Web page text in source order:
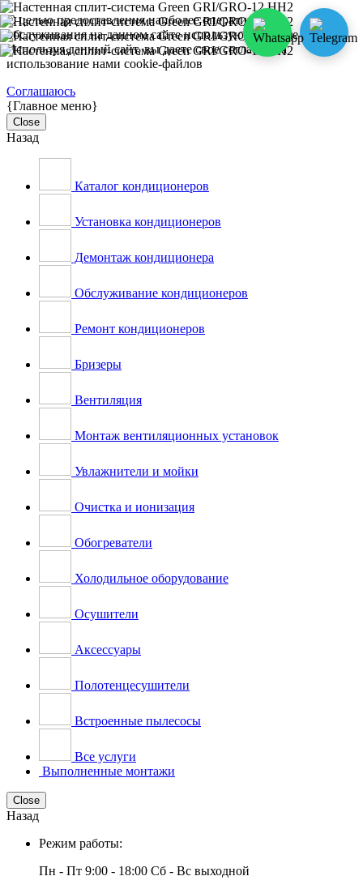
С целью предоставления наиболее оперативного
обслуживания на данном сайте используются cookie-файлы.
Используя данный сайт, вы даете свое согласие на
использование нами cookie-файлов
Соглашаюсь
{Главное меню}
Close
Назад
Каталог кондиционеров
Установка кондиционеров
Демонтаж кондиционера
Обслуживание кондиционеров
Ремонт кондиционеров
Бризеры
Вентиляция
Монтаж вентиляционных установок
Увлажнители и мойки
Очистка и ионизация
Обогреватели
Холодильное оборудование
Осушители
Аксессуары
Полотенцесушители
Встроенные пылесосы
Все услуги
Выполненные монтажи
Close
Назад
Режим работы:
Пн - Пт 9:00 - 18:00 Сб - Вс выходной